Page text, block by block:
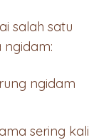
salah satu
ngidam
sering kali